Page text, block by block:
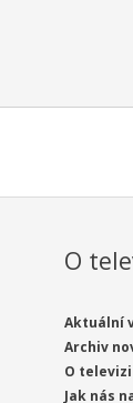
O
Aktuální
Archiv
O televizi
Jak nás